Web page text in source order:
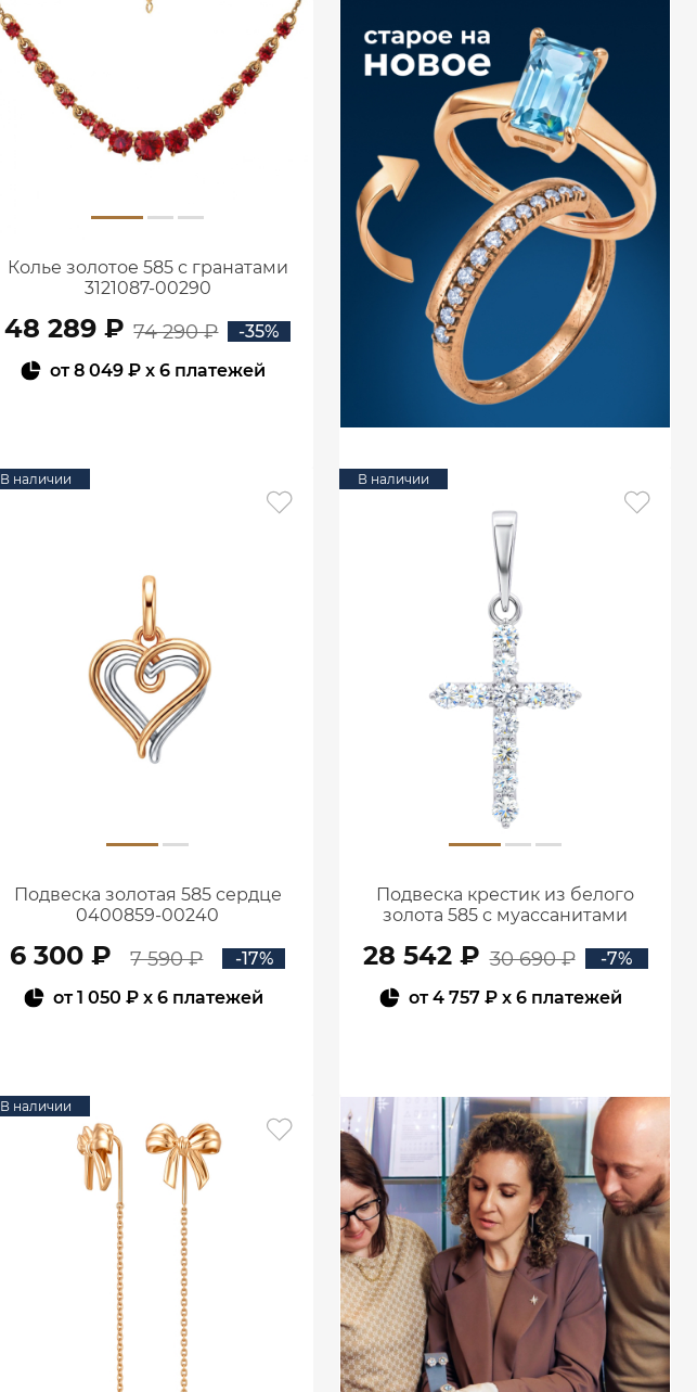
Колье золотое 585 с гранатами
3121087-00290
48 289 ₽ 74 290 ₽
-35%
от8 049 ₽ x 6 платежей
В наличии
Подвеска золотая 585 сердце
0400859-00240
6 300 ₽ 7 590 ₽
-17%
от1 050 ₽x 6 платежей
В наличии
Подвеска крестик из белого
золота 585 с муассанитами
28 542 ₽ 30 690 ₽
-7%
от4 757 ₽ x 6 платежей
В наличии